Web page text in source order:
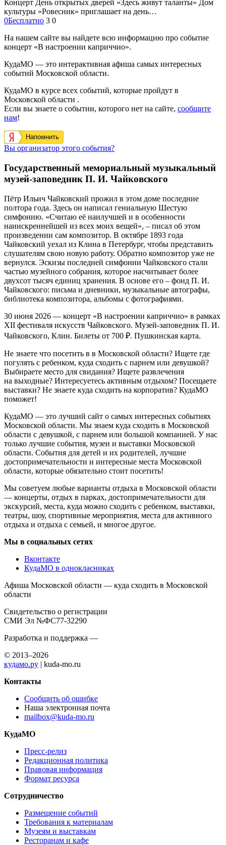
Концерт День открытых дверей «Здесь живут таланты» Дом
культуры «Ровесник» приглашает на день…
0Бесплатно 3 0
На нашем сайте вы найдете всю информацию про событие
концерт «В настроении каприччио».
КудаМО — это интерактивная афиша самых интересных
событий Московской области.
КудаМО в курсе всех событий, которые пройдут в
Московской области .
Если вы знаете о событии, которого нет на сайте, сообщите
нам!
Напомнить
Вы организатор этого события?
Государственный мемориальный музыкальный
музей-заповедник П. И. Чайковского
Пётр Ильич Чайковский прожил в этом доме последние
полтора года. Здесь он написал гениальную Шестую
симфонию. «Считаю её наилучшей и в особенности
наиискреннейшей из всех моих вещей», – писал об этом
произведении сам композитор. В октябре 1893 года
Чайковский уехал из Клина в Петербург, чтобы представить
слушателям свою новую работу. Обратно композитор уже не
вернулся. Эскизы последней симфонии Чайковского стали
частью музейного собрания, которое насчитывает более
двухсот тысяч единиц хранения. В основе его – фонд П. И.
Чайковского: письма и дневники, музыкальные автографы,
библиотека композитора, альбомы с фотографиями.
30 июня 2026 — концерт «В настроении каприччио» в рамках
XII фестиваля искусств Чайковского. Музей-заповедник П. И.
Чайковского, Клин. Билеты от 700 ₽. Пушкинская карта.
Не знаете что посетить в в Московской области? Ищете где
погулять с ребенком, куда сходить с парнем или девушкой?
Выбираете место для свидания? Ищете развлечения
на выходные? Интересуетесь активным отдыхом? Посещаете
выставки? Не знаете куда сходить на корпоратив? КудаМО
поможет!
КудаМО — это лучший сайт о самых интересных событиях
Московской области. Мы знаем куда сходить в Московской
области с девушкой, с парнем или большой компанией. У нас
только лучшие события, музеи и выставки Московской
области. События для детей и их родителей, лучшие
достопримечательности и интересные места Московской
области, которые обязательно стоит посетить!
Мы советуем любые варианты отдыха в Московской области
— концерты, отдых в парках, достопримечательности для
экскурсий, места, куда можно сходить с ребенком, выставки,
театры, шоу, спортивные мероприятия, места для активного
отдыха и отдыха с семьей, и многое другое.
Мы в социальных сетях
Вконтакте
КудаМО в однокласниках
Афиша Московской области — куда сходить в Московской
области
Свидетельство о регистрации
СМИ Эл №ФС77-32290
Разработка и поддержка —
© 2013–2026
кудамо.ру | kuda-mo.ru
Контакты
Сообщить об ошибке
Наша электронная почта
mailbox@kuda-mo.ru
КудаМО
Пресс-релиз
Редакционная политика
Правовая информация
Формат ресурса
Сотрудничество
Размещение событий
Требования к материалам
Музеям и выставкам
Ресторанам и кафе